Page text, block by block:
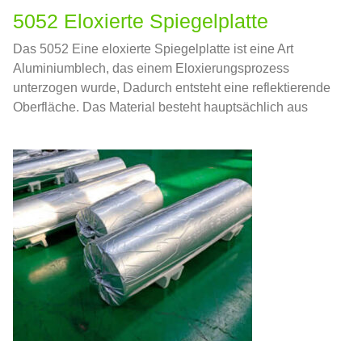
5052 Eloxierte Spiegelplatte
Das 5052 Eine eloxierte Spiegelplatte ist eine Art
Aluminiumblech, das einem Eloxierungsprozess
unterzogen wurde, Dadurch entsteht eine reflektierende
Oberfläche. Das Material besteht hauptsächlich aus
ist.